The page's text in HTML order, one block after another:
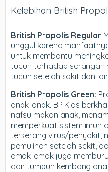
Kelebihan British
British Propolis Regular
unggul karena
untuk membantu
tubuh terhadap serangan
tubuh setelah sakit dan
British Propolis Green:
anak-anak. BP Kids
nafsu makan anak,
memperkuat sistem imun
terserang virus/penyakit,
pemulihan setelah sakit,
emak-emak juga
dan tumbuh kembang